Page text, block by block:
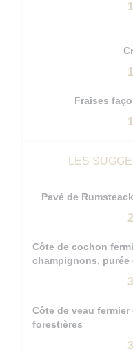
Fraises
LES
Pavé de
Côte de cochon
champignons, purée
Côte de veau
forestières